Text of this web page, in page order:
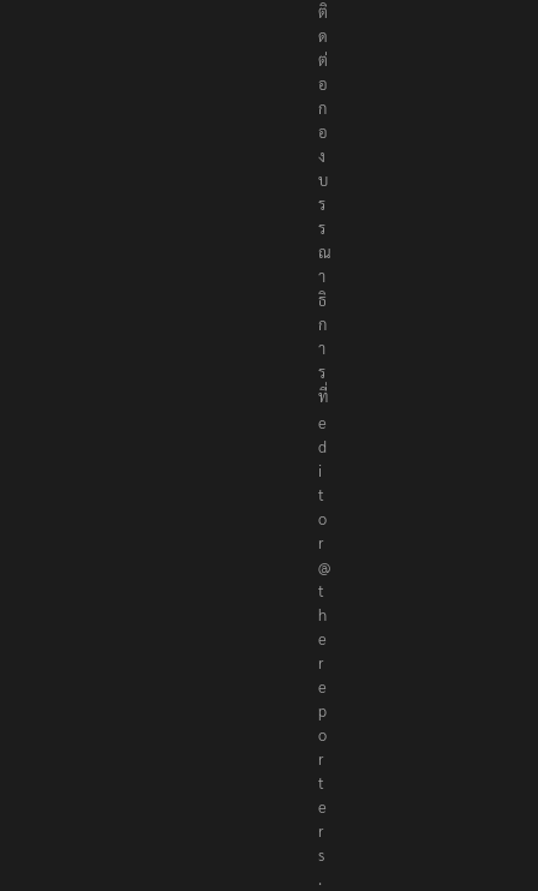
ติ
ด
ต่
อ
ก
อ
ง
บ
ร
ร
ณ
า
ธิ
ก
า
ร
ที่
e
d
i
t
o
r
@
t
h
e
r
e
p
o
r
t
e
r
s
.